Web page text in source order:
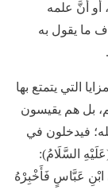
أو أنَّ علمه
ما يقول به
التي يتمتع بها
بل هم يقيسون
فيدخلون في
السَّلَامُ):
ابْنِ عَبَّاسٍ فَأَخْبِرْهُ